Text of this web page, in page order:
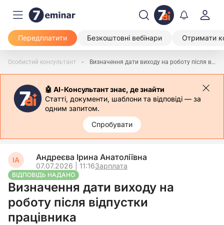
Передплатити Безкоштовні вебінари Отримати
Особистий консультант Визначення дати виходу на роботу після відпустки працівника
🤖 АІ-Консультант знає, де знайти
Статті, документи, шаблони та відповіді — за
одним запитом.
Спробувати
ІА Андреєва Ірина Анатоліївна
07.07.2026 | 11:16Зарплата
ВІДПОВІДЬ НАДАНО
Визначення дати виходу на
роботу після відпустки
працівника